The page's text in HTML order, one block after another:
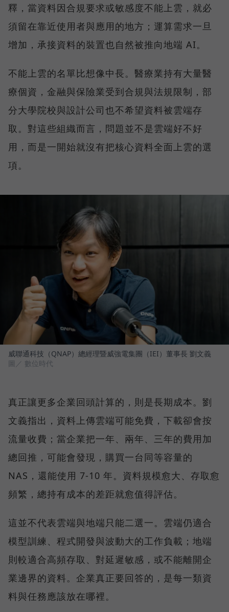
釋，當資料因合規要求或敏感度不能上雲，就必
須留在靠近使用者與應用的地方；運算需求一旦
增加，承接資料的裝置也自然被推向地端 AI。
不能上雲的名單比想像中長。醫療業持有大量醫
療個資，金融與保險業受到合規與法規限制，部
分大學院校與設計公司也不希望資料被雲端存
取。對這些組織而言，問題並不是雲端好不好
用，而是一開始就沒有把核心資料全面上雲的選
項。
威聯通科技（QNAP）總經理暨威強電集團（IEI）董事長 劉文義
圖／ 數位時代
真正讓更多企業回頭計算的，則是長期成本。劉
文義指出，資料上傳雲端可能免費，下載卻會按
流量收費；當企業把一年、兩年、三年的費用加
總回推，可能會發現，購買一台同等容量的
NAS，還能使用 7-10 年。資料規模愈大、存取愈
頻繁，總持有成本的差距就愈值得評估。
這並不代表雲端與地端只能二選一。雲端仍適合
模型訓練、程式開發與波動大的工作負載；地端
則較適合高頻存取、對延遲敏感，或不能離開企
業邊界的資料。企業真正要回答的，是每一類資
料與任務應該放在哪裡。